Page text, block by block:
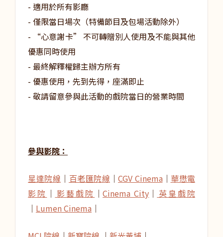
- 適用於所有影廳
- 僅限當日場次（特備節目及包場活動除外）
- “心意謝卡” 不可轉贈別人使用及不能與其他
優惠同時使用
- 最終解釋權歸主辦方所有
- 優惠使用，先到先得，座滿即止
- 敬請留意參與此活動的戲院當日的營業時間
參與影院：
星達院線 │ 百老匯院線 │ CGV Cinema│ 華懋電
影院 │ 影藝戲院 │Cinema City │ 英皇戲院
│ Lumen Cinema │